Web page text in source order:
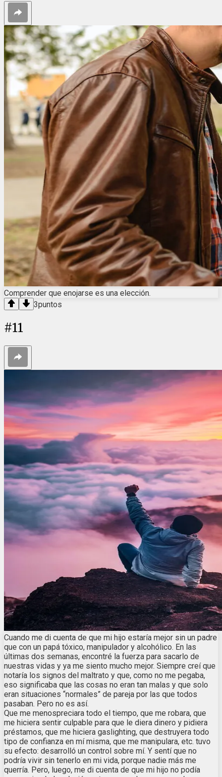
Comprender que enojarse es una elección.
3puntos
#11
Cuando me di cuenta de que mi hijo estaría mejor sin un padre
que con un papá tóxico, manipulador y alcohólico. En las
últimas dos semanas, encontré la fuerza para sacarlo de
nuestras vidas y ya me siento mucho mejor. Siempre creí que
notaría los signos del maltrato y que, como no me pegaba,
eso significaba que las cosas no eran tan malas y que solo
eran situaciones “normales” de pareja por las que todos
pasaban. Pero no es así.
Que me menospreciara todo el tiempo, que me robara, que
me hiciera sentir culpable para que le diera dinero y pidiera
préstamos, que me hiciera gaslighting, que destruyera todo
tipo de confianza en mí misma, que me manipulara, etc. tuvo
su efecto: desarrolló un control sobre mí. Y sentí que no
podría vivir sin tenerlo en mi vida, porque nadie más me
querría. Pero, luego, me di cuenta de que mi hijo no podía